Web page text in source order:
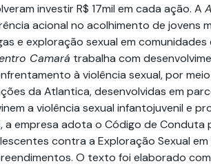
investir R$ 17mil em cada ação. A
acional no acolhimento de jovens
e exploração sexual em
Camará trabalha com
à violência sexual, por
da Atlantica, desenvolvidas em
a violência sexual infantojuvenil e
a empresa adota o Código de Conduta
contra a Exploração Sexual
O texto foi elaborado